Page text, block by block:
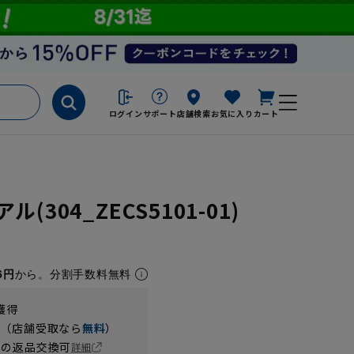
ログイン サポート店舗検索お気に入り カート
ル(304_ZECS5101-01)
から。分割手数料無料
得
店舗受取なら無料）
返品交換可詳細